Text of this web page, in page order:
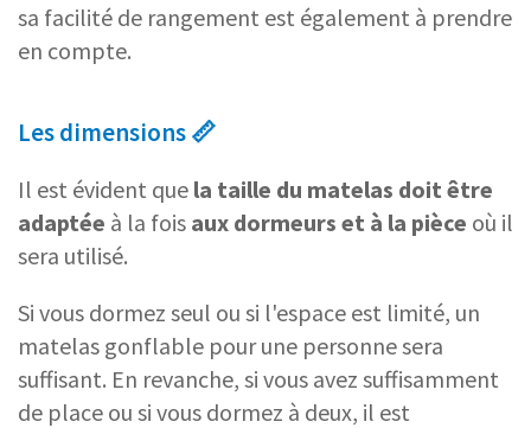
sa facilité de rangement est également à prendre
en compte.
Les dimensions 📏
Il est évident que la taille du matelas doit être
adaptée à la fois aux dormeurs et à la pièce où il
sera utilisé.
Si vous dormez seul ou si l'espace est limité, un
matelas gonflable pour une personne sera
suffisant. En revanche, si vous avez suffisamment
de place ou si vous dormez à deux, il est